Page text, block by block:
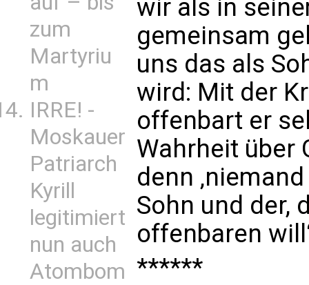
zum
Martyriu
m
IRRE! -
Moskauer
Patriarch
Kyrill
legitimiert
nun auch
Atombom
wir als in
gemeinsam
uns das als
wird: Mit der
offenbart er
Wahrheit über
denn
Sohn und der,
offenbaren
******